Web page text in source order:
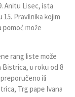
Anitu Lisec, ista
Pravilnika kojim
može
rang liste može
u roku od 8
ili
Trg pape Ivana